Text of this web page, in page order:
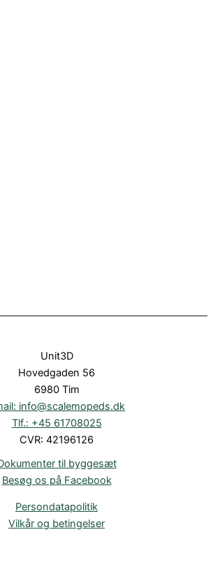
Unit3D
Hovedgaden 56
6980 Tim
info@scalemopeds.dk
Tlf.: +45 61708025
CVR: 42196126
til byggesæt
Besøg os på Facebook
Persondatapolitik
Vilkår og betingelser